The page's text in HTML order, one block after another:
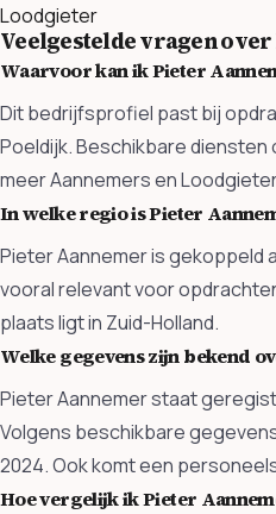
Loodgieter
Veelgestelde vragen
Waarvoor kan ik Pieter
Dit bedrijfsprofiel past bij
Poeldijk. Beschikbare
meer Aannemers en
In welke regio is Pieter
Pieter Aannemer is gekoppeld
vooral relevant voor
plaats ligt in Zuid-Holland.
Welke gegevens zijn bekend
Pieter Aannemer staat
Volgens beschikbare
2024. Ook komt een
Hoe vergelijk ik Pieter